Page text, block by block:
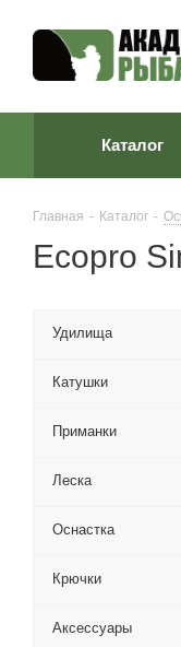
Каталог
Главная - Каталог -
Ecopro
Удилища
Катушки
Приманки
Леска
Оснастка
Крючки
Аксессуары